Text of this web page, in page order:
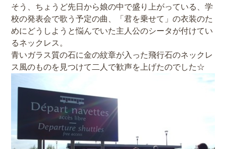
そう、ちょうど先日から娘の中で盛り上がっている、学
校の発表会で歌う予定の曲、「君を乗せて」の衣装のた
めにどうしようと悩んでいた主人公のシータが付けてい
るネックレス。
青いガラス質の石に金の紋章が入った飛行石のネックレ
ス風のものを見つけて二人で歓声を上げたのでした☆